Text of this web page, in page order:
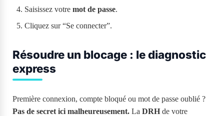
Saisissez votre mot de passe.
Cliquez sur “Se connecter”.
Résoudre un blocage : le diagnostic
express
Première connexion, compte bloqué ou mot de passe oublié ?
Pas de secret ici malheureusement. La DRH de votre